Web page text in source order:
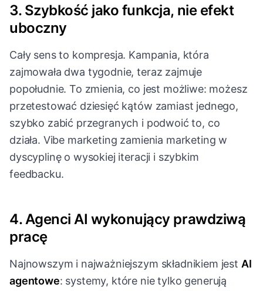
3. Szybkość jako funkcja, nie efekt
uboczny
Cały sens to kompresja. Kampania, która
zajmowała dwa tygodnie, teraz zajmuje
popołudnie. To zmienia, co jest możliwe: możesz
przetestować dziesięć kątów zamiast jednego,
szybko zabić przegranych i podwoić to, co
działa. Vibe marketing zamienia marketing w
dyscyplinę o wysokiej iteracji i szybkim
feedbacku.
4. Agenci AI wykonujący prawdziwą
pracę
Najnowszym i najważniejszym składnikiem jest AI
agentowe: systemy, które nie tylko generują